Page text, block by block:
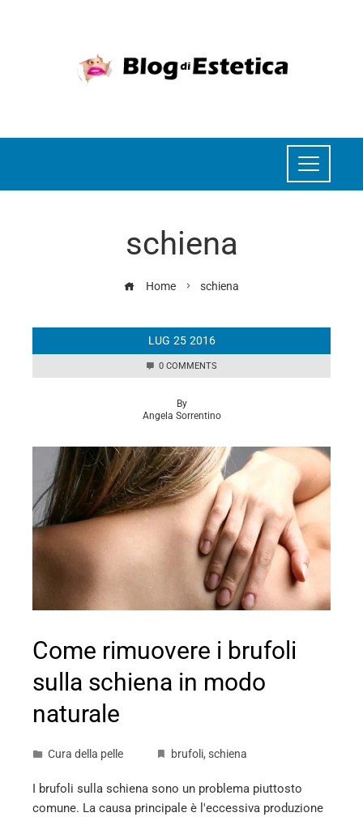
schiena
Home schiena
LUG 25 2016
0 COMMENTS
By
Angela Sorrentino
Come rimuovere i brufoli
sulla schiena in modo
naturale
Cura della pelle brufoli, schiena
I brufoli sulla schiena sono un problema piuttosto
comune. La causa principale è l'eccessiva produzione